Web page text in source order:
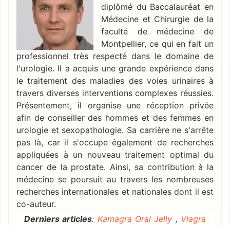
diplômé du Baccalauréat en
Médecine et Chirurgie de la
faculté de médecine de
Montpellier, ce qui en fait un
professionnel très respecté dans le domaine de
l'urologie. Il a acquis une grande expérience dans
le traitement des maladies des voies urinaires à
travers diverses interventions complexes réussies.
Présentement, il organise une réception privée
afin de conseiller des hommes et des femmes en
urologie et sexopathologie. Sa carrière ne s'arrête
pas là, car il s'occupe également de recherches
appliquées à un nouveau traitement optimal du
cancer de la prostate. Ainsi, sa contribution à la
médecine se poursuit au travers les nombreuses
recherches internationales et nationales dont il est
co-auteur.
Derniers articles: Kamagra Oral Jelly , Viagra